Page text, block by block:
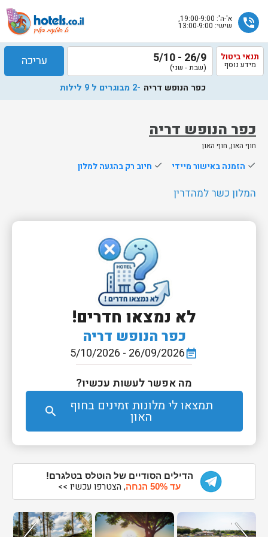
phone_in_talk א'-ה': 19:00-9:00,
שישי: 13:00-9:00
כפר הנופש דריה
חוף האון, חוף האון
תנאי ביטול
מידע נוסף 26/9 - 5/10
(שבת - שני) עריכה
כפר הנופש דריה -2 מבוגרים ל 9 לילות
done הזמנה באישור מיידי done חיוב רק בהגעה למלון
המלון כשר למהדרין
לא נמצאו חדרים!
כפר הנופש דריה
event_note
26/09/2026 - 5/10/2026
מה אפשר לעשות עכשיו?
תמצאו לי מלונות זמינים בחוף
האון search
הדילים הסודיים של הוטלס בטלגרם!
עד 50% הנחה
, הצטרפו עכשיו >>
שלח
הוטלס